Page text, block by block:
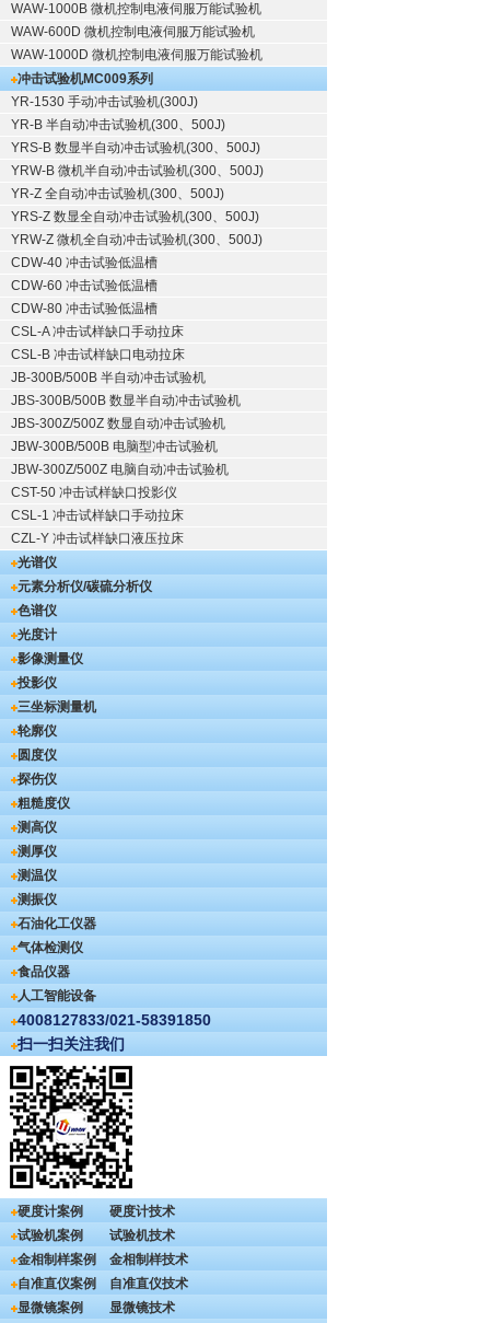
WAW-1000B 微机控制电液伺服万能试验机
WAW-600D 微机控制电液伺服万能试验机
WAW-1000D 微机控制电液伺服万能试验机
冲击试验机MC009系列
YR-1530 手动冲击试验机(300J)
YR-B 半自动冲击试验机(300、500J)
YRS-B 数显半自动冲击试验机(300、500J)
YRW-B 微机半自动冲击试验机(300、500J)
YR-Z 全自动冲击试验机(300、500J)
YRS-Z 数显全自动冲击试验机(300、500J)
YRW-Z 微机全自动冲击试验机(300、500J)
CDW-40 冲击试验低温槽
CDW-60 冲击试验低温槽
CDW-80 冲击试验低温槽
CSL-A 冲击试样缺口手动拉床
CSL-B 冲击试样缺口电动拉床
JB-300B/500B 半自动冲击试验机
JBS-300B/500B 数显半自动冲击试验机
JBS-300Z/500Z 数显自动冲击试验机
JBW-300B/500B 电脑型冲击试验机
JBW-300Z/500Z 电脑自动冲击试验机
CST-50 冲击试样缺口投影仪
CSL-1 冲击试样缺口手动拉床
CZL-Y 冲击试样缺口液压拉床
光谱仪
元素分析仪/碳硫分析仪
色谱仪
光度计
影像测量仪
投影仪
三坐标测量机
轮廓仪
圆度仪
探伤仪
粗糙度仪
测高仪
测厚仪
测温仪
测振仪
石油化工仪器
气体检测仪
食品仪器
人工智能设备
4008127833/021-58391850
扫一扫关注我们
硬度计案例
硬度计技术
试验机案例
试验机技术
金相制样案例
金相制样技术
自准直仪案例
自准直仪技术
显微镜案例
显微镜技术